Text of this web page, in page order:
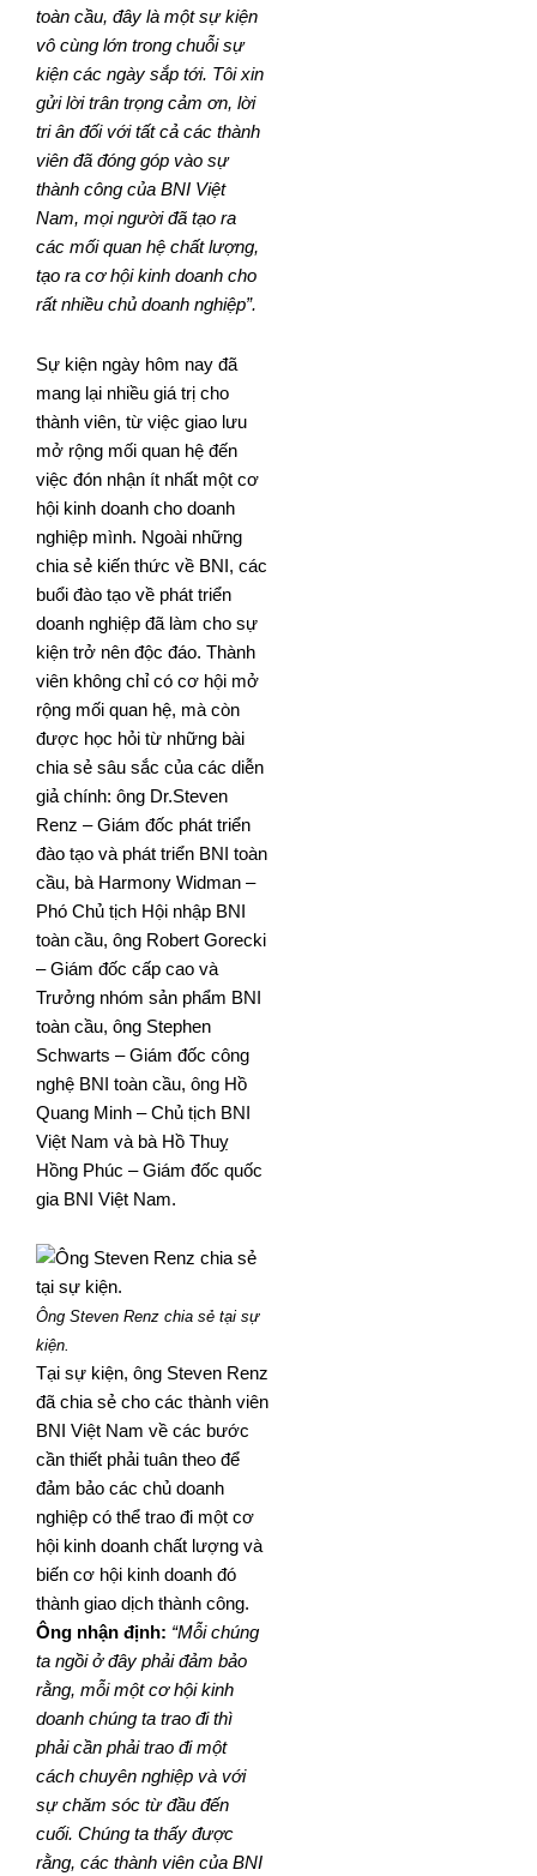
toàn cầu, đây là một sự kiện
vô cùng lớn trong chuỗi sự
kiện các ngày sắp tới. Tôi xin
gửi lời trân trọng cảm ơn, lời
tri ân đối với tất cả các thành
viên đã đóng góp vào sự
thành công của BNI Việt
Nam, mọi người đã tạo ra
các mối quan hệ chất lượng,
tạo ra cơ hội kinh doanh cho
rất nhiều chủ doanh nghiệp”.
Sự kiện ngày hôm nay đã
mang lại nhiều giá trị cho
thành viên, từ việc giao lưu
mở rộng mối quan hệ đến
việc đón nhận ít nhất một cơ
hội kinh doanh cho doanh
nghiệp mình. Ngoài những
chia sẻ kiến thức về BNI, các
buổi đào tạo về phát triển
doanh nghiệp đã làm cho sự
kiện trở nên độc đáo. Thành
viên không chỉ có cơ hội mở
rộng mối quan hệ, mà còn
được học hỏi từ những bài
chia sẻ sâu sắc của các diễn
giả chính: ông Dr.Steven
Renz – Giám đốc phát triển
đào tạo và phát triển BNI toàn
cầu, bà Harmony Widman –
Phó Chủ tịch Hội nhập BNI
toàn cầu, ông Robert Gorecki
– Giám đốc cấp cao và
Trưởng nhóm sản phẩm BNI
toàn cầu, ông Stephen
Schwarts – Giám đốc công
nghệ BNI toàn cầu, ông Hồ
Quang Minh – Chủ tịch BNI
Việt Nam và bà Hồ Thuỵ
Hồng Phúc – Giám đốc quốc
gia BNI Việt Nam.
Ông Steven Renz chia sẻ tại sự
kiện.
Tại sự kiện, ông Steven Renz
đã chia sẻ cho các thành viên
BNI Việt Nam về các bước
cần thiết phải tuân theo để
đảm bảo các chủ doanh
nghiệp có thể trao đi một cơ
hội kinh doanh chất lượng và
biến cơ hội kinh doanh đó
thành giao dịch thành công.
Ông nhận định: “Mỗi chúng
ta ngồi ở đây phải đảm bảo
rằng, mỗi một cơ hội kinh
doanh chúng ta trao đi thì
phải cần phải trao đi một
cách chuyên nghiệp và với
sự chăm sóc từ đầu đến
cuối. Chúng ta thấy được
rằng, các thành viên của BNI